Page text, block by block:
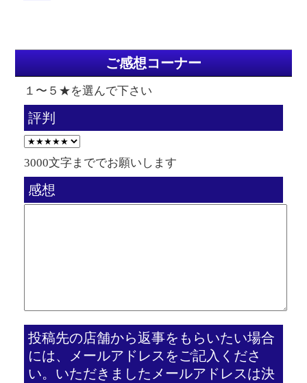
ご感想コーナー
１〜５★を選んで下さい
評判
3000文字まででお願いします
感想
投稿先の店舗から返事をもらいたい場合
には、メールアドレスをご記入くださ
い。いただきましたメールアドレスは決